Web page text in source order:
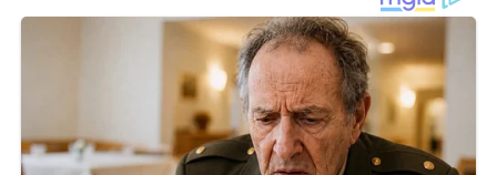
Diese Zutaten brauchen wir…
4 bis 8 grüne Heringe
knapp 1/4 Liter Essigwasser